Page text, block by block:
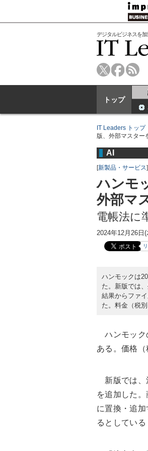
デジタルビジネスを
トップ
IT Leaders トップ
版、外部マスター
AI
[新製品・サービス]
ハンモ
外部マ
電帳法に
2024年12月26日(
ハンモックは
た。新版では
結果からファ
た。料金（税
ハンモック
ある。価格（
新版では、
を追加した
に置換・追
るとしている